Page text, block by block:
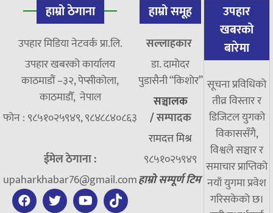
हाम्रो ठेगाना
उपहार मिडिया नेटवर्क प्रा.लि.
उपहार खबरको कार्यालय
काठमाडौं –३२, पेप्सीकोला,
काठमाडौँ, नेपाल
फोन : ९८५१०२५९४९, ९८४८८४०८६३
ईमेल ठेगाना :
upaharkhabar76@gmail.com
हाम्रो समूह
सल्लाहकार
डा. दामाेदर
पुडासैनी “किशाेर”
सञ्चालक
/सम्पादक
रामदत्त मिश्र
९८५१०२५९४९
हाम्रो सम्पूर्ण टिम
उपहार
खबरको
बारेमा
सूचना प्रविधिको
तीव्र विस्तार र
डिजिटल युगको
विकाससँगै,
विश्वले सञ्चार र
समाचार प्राप्तिको
नयाँ युगमा प्रवेश
गरिसकेको छ।